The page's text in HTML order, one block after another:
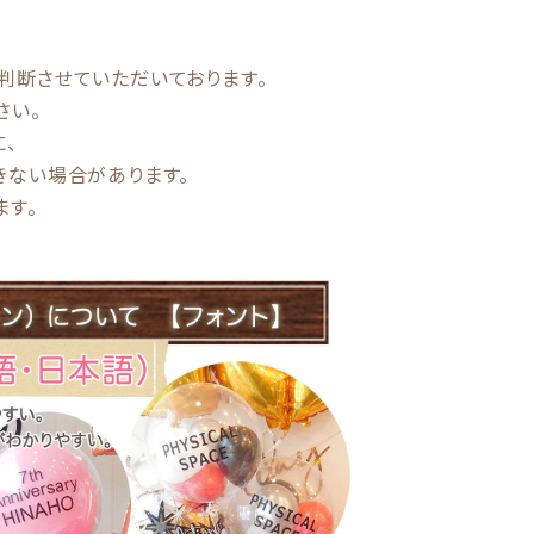
させていただいております。
。
い場合があります。
。